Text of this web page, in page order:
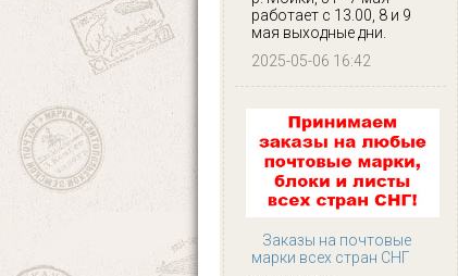
работает с 13.00, 8 и 9
мая выходные дни.
2025-05-06 16:42
Заказы на почтовые
марки всех стран СНГ